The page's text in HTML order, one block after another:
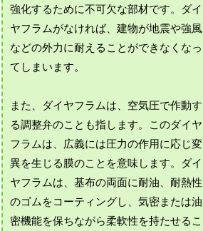
強化するために不可欠な部材です。ダイ
ヤフラムがなければ、建物が地震や強風
などの外力に耐えることができなくなっ
てしまいます。
また、ダイヤフラムは、空気圧で作動す
る調整弁のことも指します。このダイヤ
フラムは、広義には圧力の作用に応じ変
異を生じる膜のことを意味します。ダイ
ヤフラムは、基布の両面に耐油、耐熱性
のゴムをコーティングし、気密または油
密機能を保ちながら柔軟性を持たせるこ